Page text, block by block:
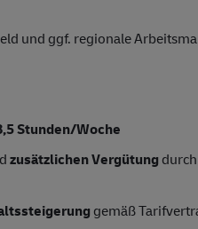
und ggf. regionale
Stunden/Woche
zusätzlichen Vergütung
gemäß